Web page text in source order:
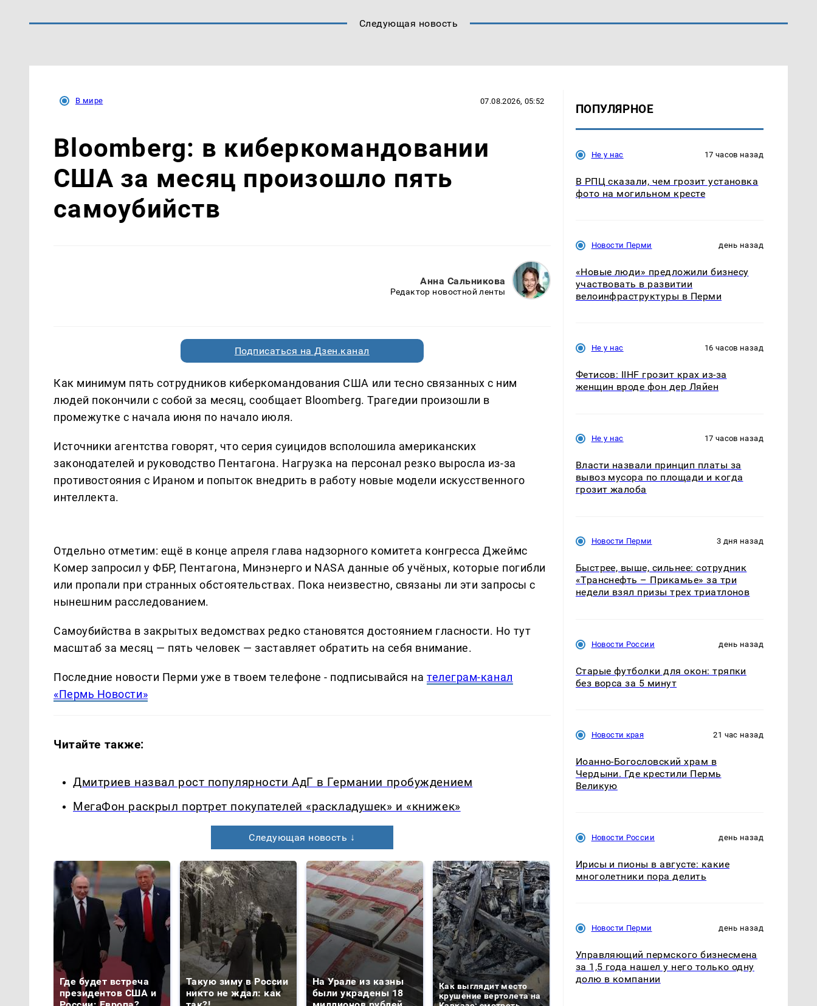
Следующая новость
В мире 07.08.2026, 05:52
Bloomberg: в киберкомандовании
США за месяц произошло пять
самоубийств
Анна Сальникова
Редактор новостной ленты
Подписаться на Дзен.канал
Как минимум пять сотрудников киберкомандования США или тесно связанных с ним
людей покончили с собой за месяц, сообщает Bloomberg. Трагедии произошли в
промежутке с начала июня по начало июля.
Источники агентства говорят, что серия суицидов всполошила американских
законодателей и руководство Пентагона. Нагрузка на персонал резко выросла из-за
противостояния с Ираном и попыток внедрить в работу новые модели искусственного
интеллекта.
Отдельно отметим: ещё в конце апреля глава надзорного комитета конгресса Джеймс
Комер запросил у ФБР, Пентагона, Минэнерго и NASA данные об учёных, которые погибли
или пропали при странных обстоятельствах. Пока неизвестно, связаны ли эти запросы с
нынешним расследованием.
Самоубийства в закрытых ведомствах редко становятся достоянием гласности. Но тут
масштаб за месяц — пять человек — заставляет обратить на себя внимание.
Последние новости Перми уже в твоем телефоне - подписывайся нателеграм-канал
«Пермь Новости»
Читайте также:
Дмитриев назвал рост популярности АдГ в Германии пробуждением
МегаФон раскрыл портрет покупателей «раскладушек» и «книжек»
Следующая новость ↓
Где будет встреча
президентов США и
Такую зиму в России
никто не ждал: как
На Урале из казны
были украдены 18
Как выглядит место
крушение вертолета на
Не ешьте эту
ПОПУЛЯРНОЕ
Не у нас 17 часов назад
В РПЦ сказали, чем грозит установка
фото на могильном кресте
Новости Перми день назад
«Новые люди» предложили бизнесу
участвовать в развитии
велоинфраструктуры в Перми
Не у нас 16 часов назад
Фетисов: IIHF грозит крах из-за
женщин вроде фон дер Ляйен
Не у нас 17 часов назад
Власти назвали принцип платы за
вывоз мусора по площади и когда
грозит жалоба
Новости Перми 3 дня назад
Быстрее, выше, сильнее: сотрудник
«Транснефть – Прикамье» за три
недели взял призы трех триатлонов
Новости России день назад
Старые футболки для окон: тряпки
без ворса за 5 минут
Новости края 21 час назад
Иоанно-Богословский храм в
Чердыни. Где крестили Пермь
Великую
Новости России день назад
Ирисы и пионы в августе: какие
многолетники пора делить
Новости Перми день назад
Управляющий пермского бизнесмена
за 1,5 года нашел у него только одну
долю в компании